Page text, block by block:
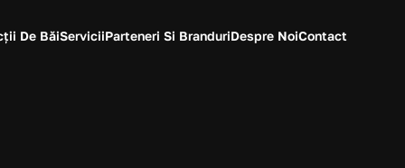
De BăiServiciiParteneri Si BranduriDespre NoiContact